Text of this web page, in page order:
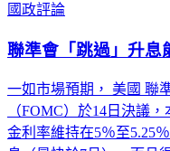
國政評論
聯準會「跳過」升息
一如市場預期， 美國 聯
（FOMC）於14日決議
金利率維持在5％至5.25